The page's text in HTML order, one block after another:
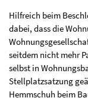
Hilfreich beim
dabei, dass die
seitdem nicht mehr
selbst in
Stellplatzsatzung
Hemmschuh beim